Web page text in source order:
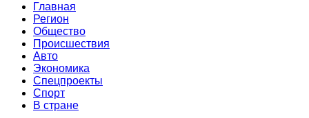
Главная
Регион
Общество
Происшествия
Авто
Экономика
Спецпроекты
Cпорт
В стране